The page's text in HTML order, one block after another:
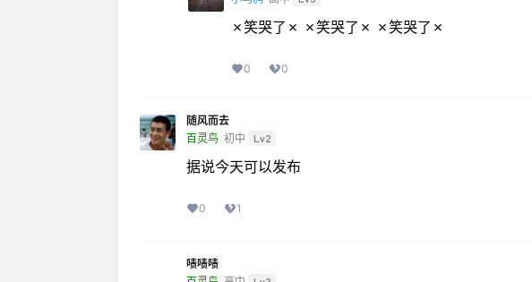
✗笑哭了✗ ✗笑哭了✗ ✗笑哭了✗
0 0
随风而去
百灵鸟 初中 Lv2
据说今天可以发布
0 1
啧啧啧